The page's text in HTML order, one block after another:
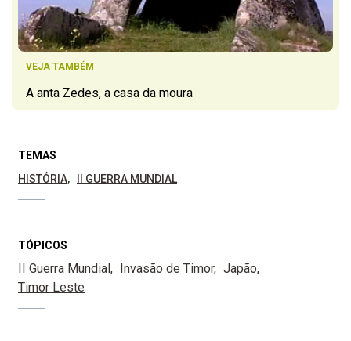
VEJA TAMBÉM
A anta Zedes, a casa da moura
TEMAS
HISTÓRIA
II GUERRA MUNDIAL
TÓPICOS
II Guerra Mundial Invasão de Timor
Japão
Timor Leste